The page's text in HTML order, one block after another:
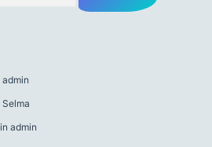
admin
Selma
admin